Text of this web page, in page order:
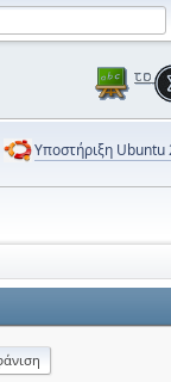
Υποστήριξη